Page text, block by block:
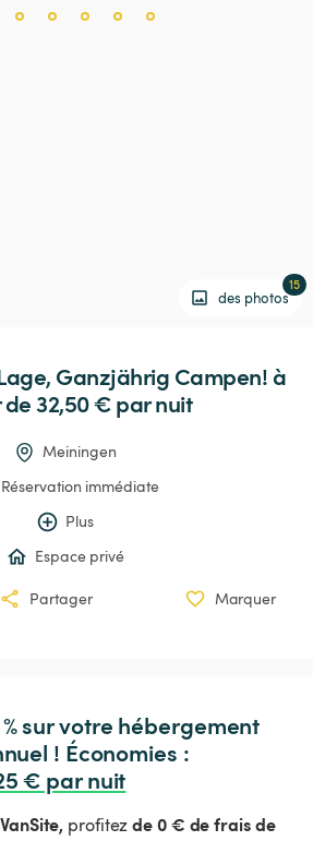
des photos
15
Ganzjährig Campen! à
32,50 € par nuit
Meiningen
Réservation immédiate
Plus
Espace privé
Partager Marquer
sur votre hébergement
! Économies :
€ par nuit
profitezde 0 € de frais de